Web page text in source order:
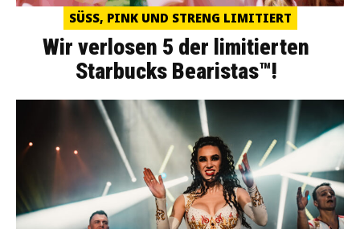
SÜSS, PINK UND STRENG LIMITIERT
Wir verlosen 5 der limitierten
Starbucks Bearistas™!